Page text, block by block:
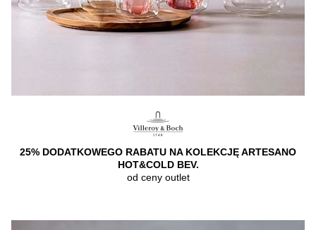
25% DODATKOWEGO RABATU NA KOLEKCJĘ ARTESANO
HOT&COLD BEV.
od ceny outlet